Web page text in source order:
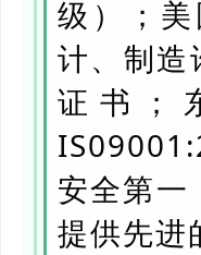
级）；
计、制造
证书；
安全第一
提供先进